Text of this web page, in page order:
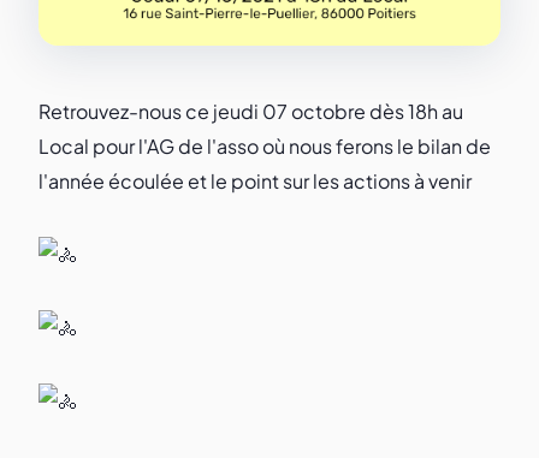
Retrouvez-nous ce jeudi 07 octobre dès 18h au
Local pour l'AG de l'asso où nous ferons le bilan de
l'année écoulée et le point sur les actions à venir